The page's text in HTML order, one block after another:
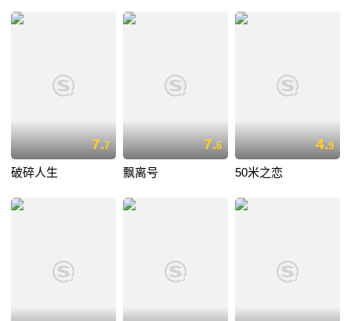
7.7
破碎人生
7.6
飘离号
4.9
50米之恋